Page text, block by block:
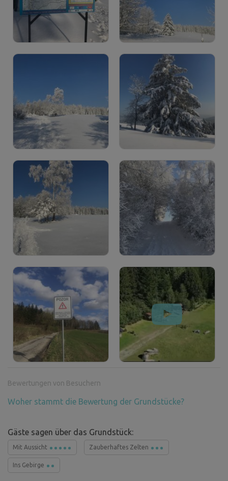
Bewertungen von Besuchern
Woher stammt die Bewertung der Grundstücke?
Gäste sagen über das Grundstück:
Mit Aussicht Zauberhaftes Zelten
Ins Gebirge